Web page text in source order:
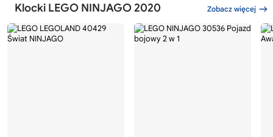
Klocki LEGO NINJAGO 2020 Zobacz więcej